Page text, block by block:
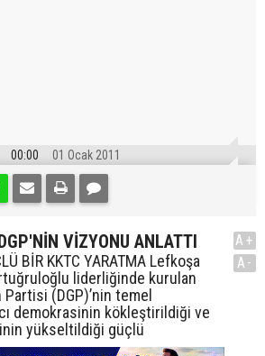
00:00 01 Ocak 2011
VİZYONU ANLATTI
BİR KKTC YARATMA Lefkoşa
liderliğinde kurulan
(DGP)’nin temel
demokrasinin kökleştirildiği ve
yükseltildiği güçlü
A+
A-